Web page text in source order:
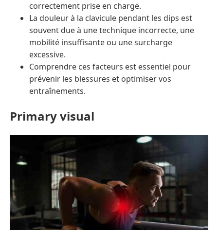
correctement prise en charge.
La douleur à la clavicule pendant les dips est
souvent due à une technique incorrecte, une
mobilité insuffisante ou une surcharge
excessive.
Comprendre ces facteurs est essentiel pour
prévenir les blessures et optimiser vos
entraînements.
Primary visual